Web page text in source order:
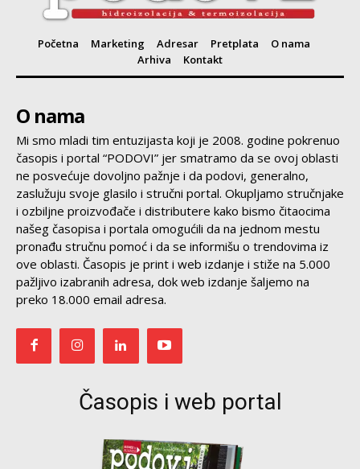
Početna Marketing Adresar Pretplata
O nama
Arhiva
Kontakt
O nama
Mi smo mladi tim entuzijasta koji je 2008. godine pokrenuo
časopis i portal “PODOVI” jer smatramo da se ovoj oblasti
ne posvećuje dovoljno pažnje i da podovi, generalno,
zaslužuju svoje glasilo i stručni portal. Okupljamo stručnjake
i ozbiljne proizvođače i distributere kako bismo čitaocima
našeg časopisa i portala omogućili da na jednom mestu
pronađu stručnu pomoć i da se informišu o trendovima iz
ove oblasti. Časopis je print i web izdanje i stiže na 5.000
pažljivo izabranih adresa, dok web izdanje šaljemo na
preko 18.000 email adresa.
Časopis i web portal